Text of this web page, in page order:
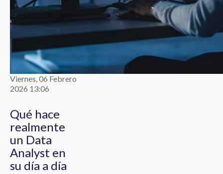
Viernes, 06 Febrero
2026 13:06
Qué hace
realmente
un Data
Analyst en
su día a día